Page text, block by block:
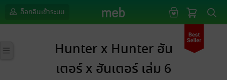
ล็อกอินเข้าระบบ
Hunter x Hunter ฮัน
เตอร์ x ฮันเตอร์ เล่ม 6